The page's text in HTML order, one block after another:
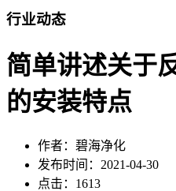
行业动态
简单讲述关于
的安装特点
作者：碧海净化
发布时间：2021-04-30
点击：1613